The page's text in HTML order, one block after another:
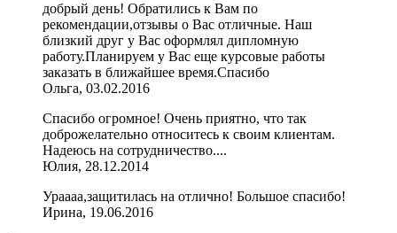
добрый день! Обратились к Вам по
рекомендации,отзывы о Вас отличные. Наш
близкий друг у Вас оформлял дипломную
работу.Планируем у Вас еще курсовые работы
заказать в ближайшее время.Спасибо
Ольга, 03.02.2016
Спасибо огромное! Очень приятно, что так
доброжелательно относитесь к своим клиентам.
Надеюсь на сотрудничество....
Юлия, 28.12.2014
Ураааа,защитилась на отлично! Большое спасибо!
Ирина, 19.06.2016